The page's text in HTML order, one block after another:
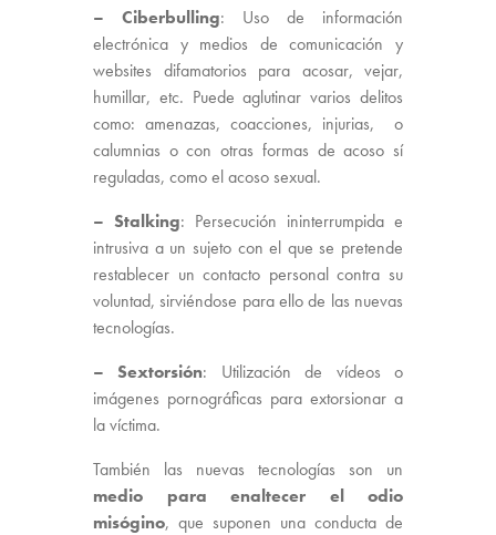
– Ciberbulling: Uso de información
electrónica y medios de comunicación y
websites difamatorios para acosar, vejar,
humillar, etc. Puede aglutinar varios delitos
como: amenazas, coacciones, injurias, o
calumnias o con otras formas de acoso sí
reguladas, como el acoso sexual.
– Stalking: Persecución ininterrumpida e
intrusiva a un sujeto con el que se pretende
restablecer un contacto personal contra su
voluntad, sirviéndose para ello de las nuevas
tecnologías.
– Sextorsión: Utilización de vídeos o
imágenes pornográficas para extorsionar a
la víctima.
También las nuevas tecnologías son un
medio para enaltecer el odio
misógino, que suponen una conducta de